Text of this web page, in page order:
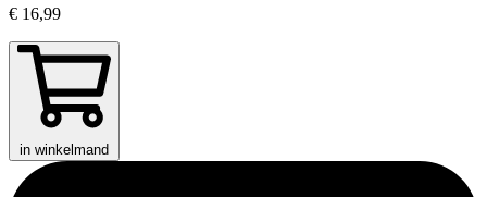
€ 16,99
in winkelmand